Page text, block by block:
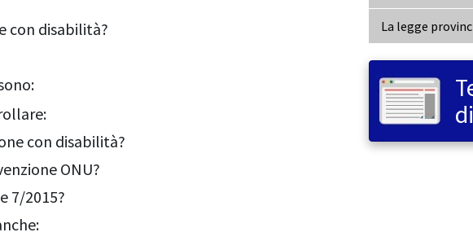
con disabilità?
con disabilità?
ONU?
7/2015?
La legge